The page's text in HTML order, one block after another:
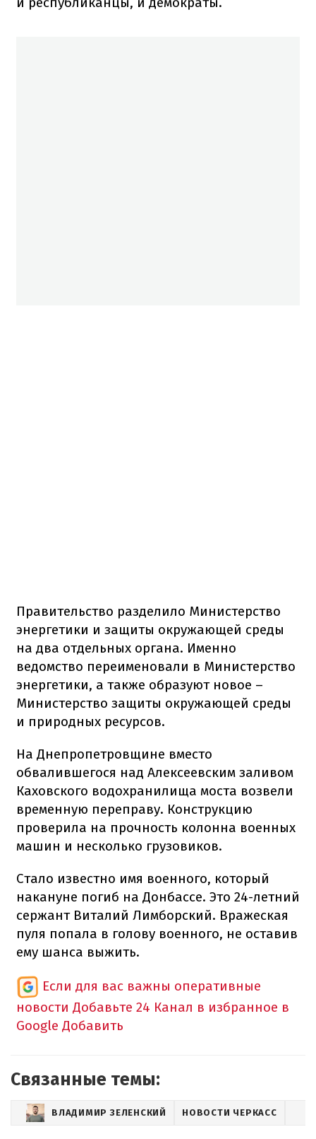
Правительство разделило Министерство
энергетики и защиты окружающей среды
на два отдельных органа. Именно
ведомство переименовали в Министерство
энергетики, а также образуют новое –
Министерство защиты окружающей среды
и природных ресурсов.
На Днепропетровщине вместо
обвалившегося над Алексеевским заливом
Каховского водохранилища моста возвели
временную переправу. Конструкцию
проверила на прочность колонна военных
машин и несколько грузовиков.
Стало известно имя военного, который
накануне погиб на Донбассе. Это 24-летний
сержант Виталий Лимборский. Вражеская
пуля попала в голову военного, не оставив
ему шанса выжить.
Если для вас важны оперативные
новости Добавьте 24 Канал в избранное в
Google Добавить
Связанные темы:
ВЛАДИМИР ЗЕЛЕНСКИЙ НОВОСТИ ЧЕРКАСС